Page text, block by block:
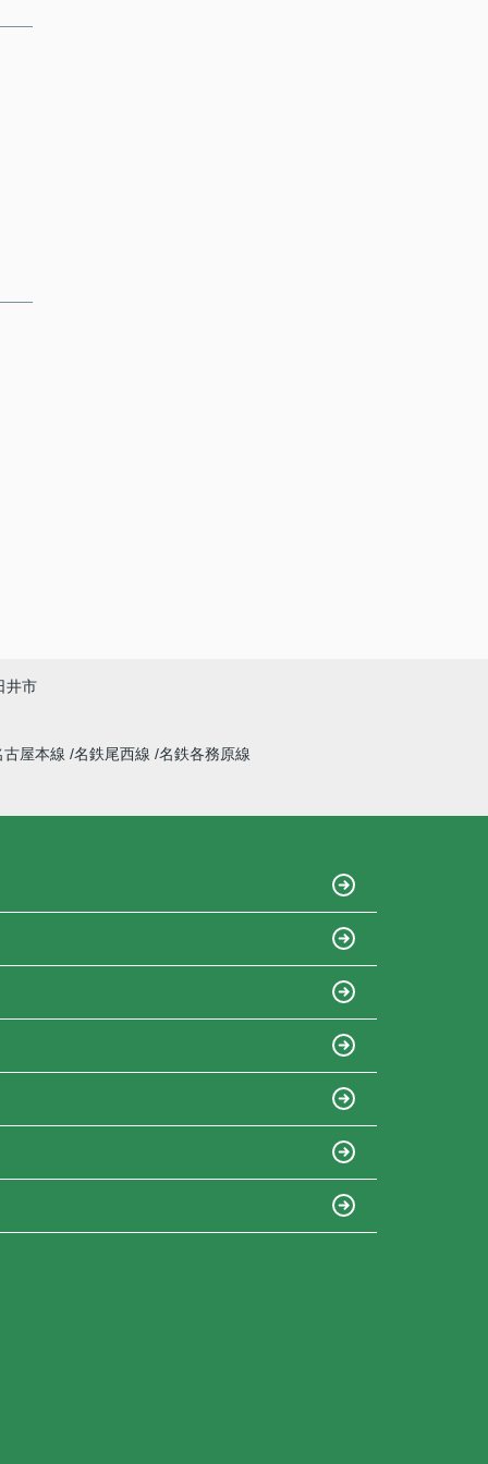
井市
古屋本線 名鉄尾西線 名鉄各務原線